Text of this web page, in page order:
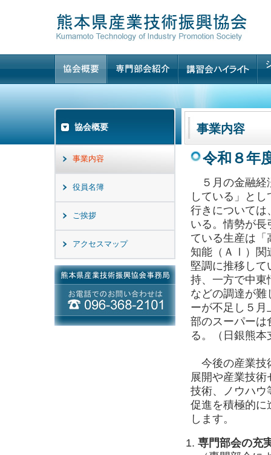
協会概要
事業内容
役員名簿
ご挨拶
アクセスマップ
事業内容
令和８年
５月の金融経
している」と
行きについては
いる。情勢が長
ている生産は「
知能（ＡⅠ）関
堅調に推移して
持、一方で中東
などの調達が難
ーが不足し５月
部のスーパーは
る。（日銀熊本
今後の産業技
展開や産業技
技術、ノウハウ
促進を積極的に
します。
専門部会の充